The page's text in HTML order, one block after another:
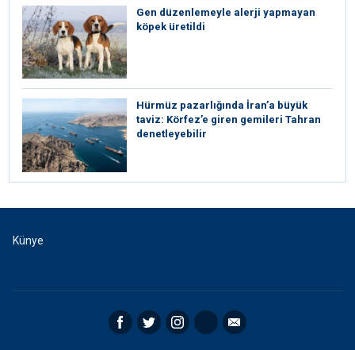
Gen düzenlemeyle alerji yapmayan
köpek üretildi
Hürmüz pazarlığında İran’a büyük
taviz: Körfez’e giren gemileri Tahran
denetleyebilir
Künye
Facebook Twitter Instagram RSS